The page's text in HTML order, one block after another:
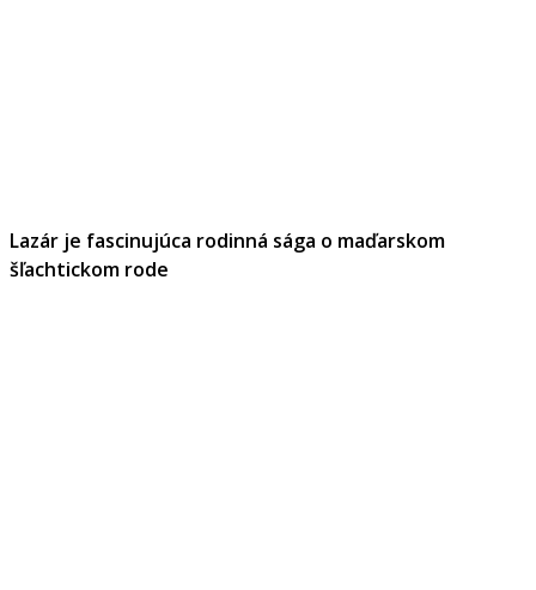
Lazár je fascinujúca rodinná sága o maďarskom
šľachtickom rode